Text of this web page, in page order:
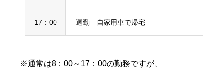
17：00 退勤 自家用車で帰宅
※通常は8：00～17：00の勤務ですが、